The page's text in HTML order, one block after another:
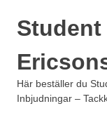
Student
Här beställer du
Inbjudningar –